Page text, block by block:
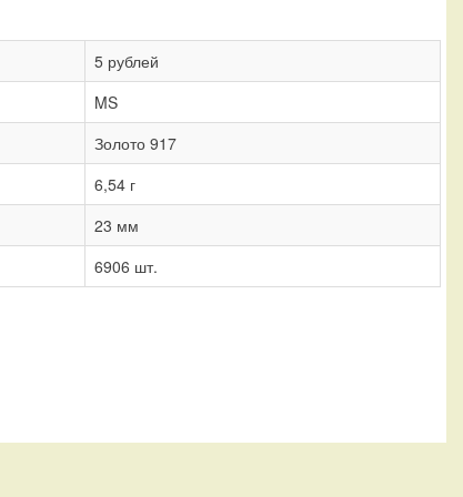
5 рублей
MS
Золото 917
6,54 г
23 мм
6906 шт.